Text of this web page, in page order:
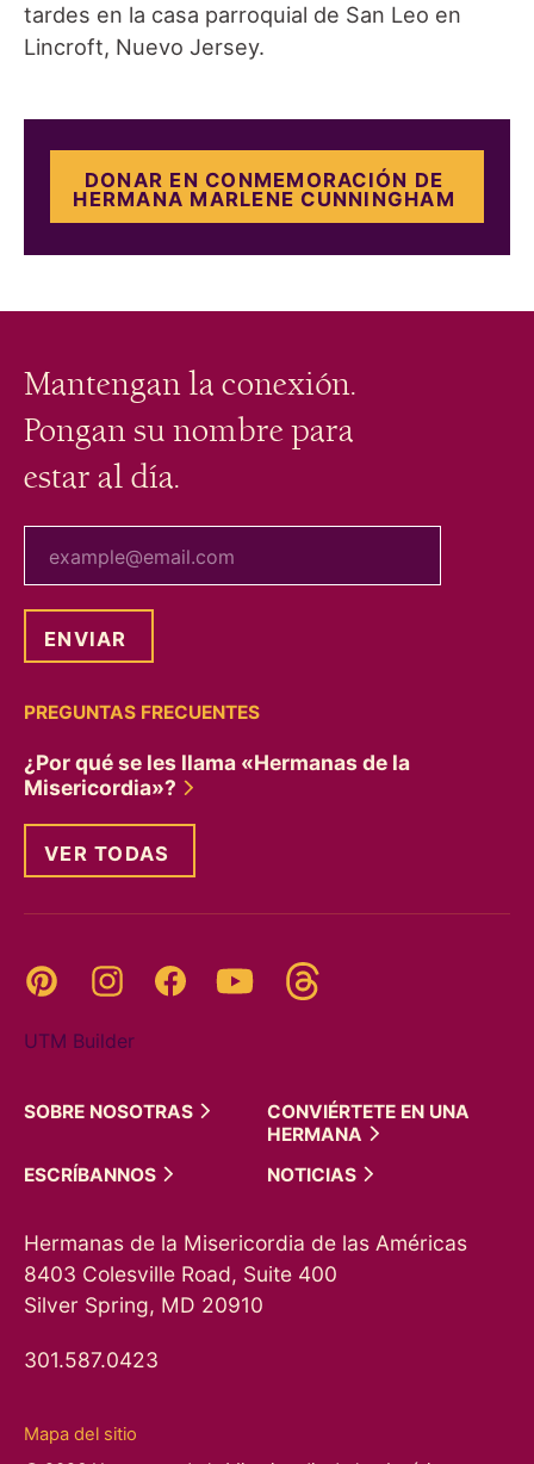
tardes en la casa parroquial de San Leo en
Lincroft, Nuevo Jersey.
DONAR EN CONMEMORACIÓN DE
HERMANA MARLENE CUNNINGHAM
Mantengan la conexión.
Pongan su nombre para
estar al día.
PREGUNTAS FRECUENTES
¿Por qué se les llama «Hermanas de la
Misericordia»?
VER TODAS
Pinterest InstagramFacebookYouTube
UTM Builder
SOBRE NOSOTRAS
CONVIÉRTETE EN UNA
HERMANA
ESCRÍBANNOS
NOTICIAS
Hermanas de la Misericordia de las Américas
8403 Colesville Road, Suite 400
Silver Spring, MD 20910
301.587.0423
Mapa del sitio